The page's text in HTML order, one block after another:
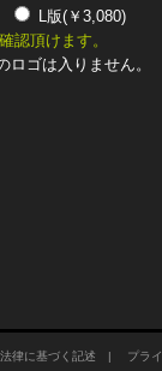
L版(￥3,080)
認頂けます。
ゴは入りません。
律に基づく記述 | プラ